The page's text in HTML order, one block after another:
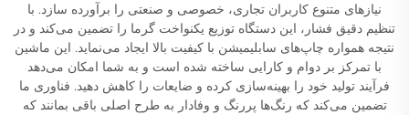
نیازهای متنوع کاربران تجاری، خصوصی و صنعتی را برآورده سازد. با
تنظیم دقیق فشار، این دستگاه توزیع یکنواخت گرما را تضمین می‌کند و در
نتیجه همواره چاپ‌های سابلیمیشن با کیفیت بالا ایجاد می‌نماید. این ماشین
با تمرکز بر دوام و کارایی ساخته شده است و به شما امکان می‌دهد
فرآیند تولید خود را بهینه‌سازی کرده و ضایعات را کاهش دهید. فناوری ما
تضمین می‌کند که رنگ‌ها پررنگ و وفادار به طرح اصلی باقی بمانند که